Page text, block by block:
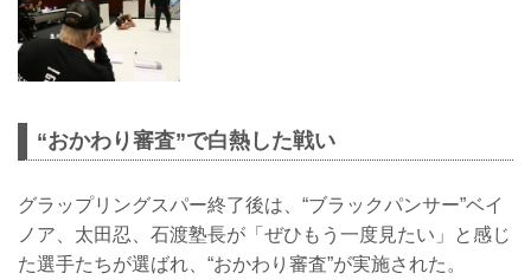
“おかわり審査”で白熱した戦い
グラップリングスパー終了後は、“ブラックパンサー”ベイ
ノア、太田忍、石渡塾長が「ぜひもう一度見たい」と感じ
た選手たちが選ばれ、“おかわり審査”が実施された。